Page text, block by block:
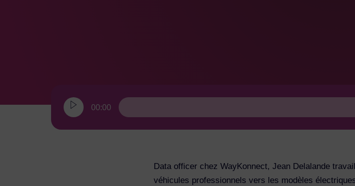
00:00
Data officer chez WayKonnect, Jean Delalande
véhicules professionnels vers les modèles